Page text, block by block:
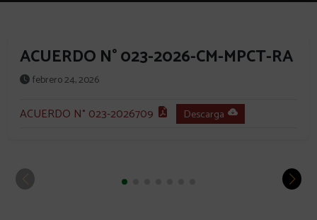
ACUERDO N° 023-2026-CM-MPCT-RA
febrero 24, 2026
ACUERDO N° 023-2026709 Descarga